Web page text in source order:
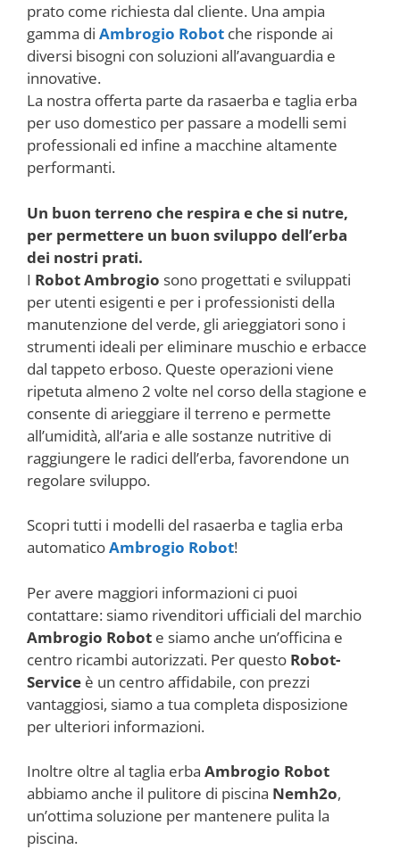
prato come richiesta dal cliente. Una ampia
gamma di Ambrogio Robot che risponde ai
diversi bisogni con soluzioni all’avanguardia e
innovative.
La nostra offerta parte da rasaerba e taglia erba
per uso domestico per passare a modelli semi
professionali ed infine a macchine altamente
performanti.
Un buon terreno che respira e che si nutre,
per permettere un buon sviluppo dell’erba
dei nostri prati.
I Robot Ambrogio sono progettati e sviluppati
per utenti esigenti e per i professionisti della
manutenzione del verde, gli arieggiatori sono i
strumenti ideali per eliminare muschio e erbacce
dal tappeto erboso. Queste operazioni viene
ripetuta almeno 2 volte nel corso della stagione e
consente di arieggiare il terreno e permette
all’umidità, all’aria e alle sostanze nutritive di
raggiungere le radici dell’erba, favorendone un
regolare sviluppo.
Scopri tutti i modelli del rasaerba e taglia erba
automaticoAmbrogio Robot!
Per avere maggiori informazioni ci puoi
contattare: siamo rivenditori ufficiali del marchio
Ambrogio Robot e siamo anche un’officina e
centro ricambi autorizzati. Per questo Robot-
Service è un centro affidabile, con prezzi
vantaggiosi, siamo a tua completa disposizione
per ulteriori informazioni.
Inoltre oltre al taglia erba Ambrogio Robot
abbiamo anche il pulitore di piscina Nemh2o,
un’ottima soluzione per mantenere pulita la
piscina.